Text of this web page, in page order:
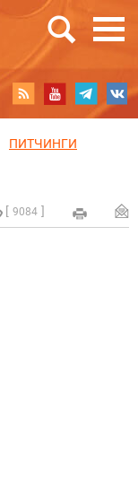
ПИТЧИНГИ
9084